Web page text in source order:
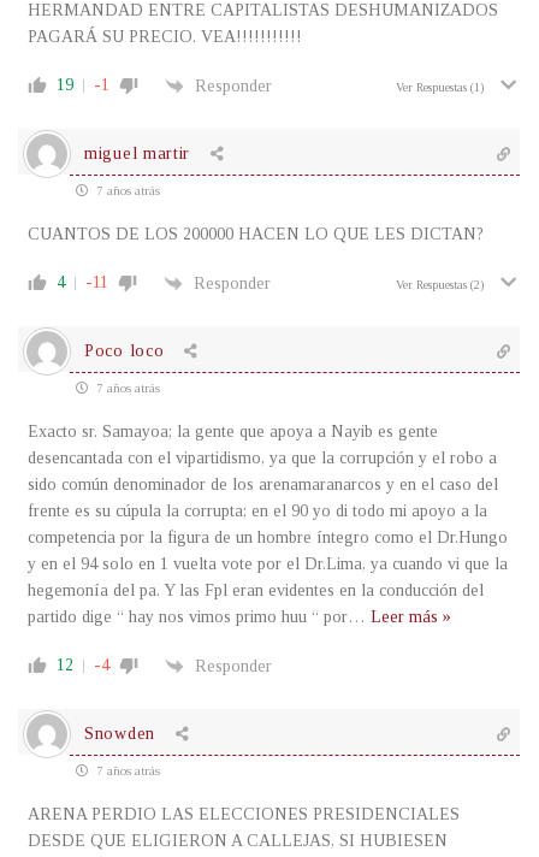
HERMANDAD ENTRE CAPITALISTAS DESHUMANIZADOS
PAGARÁ SU PRECIO. VEA!!!!!!!!!!!
19 -1 Responder Ver Respuestas (1)
miguel martir
7 años atrás
CUANTOS DE LOS 200000 HACEN LO QUE LES DICTAN?
4 -11 Responder Ver Respuestas (2)
Poco loco
7 años atrás
Exacto sr. Samayoa; la gente que apoya a Nayib es gente
desencantada con el vipartidismo, ya que la corrupción y el robo a
sido común denominador de los arenamaranarcos y en el caso del
frente es su cúpula la corrupta; en el 90 yo di todo mi apoyo a la
competencia por la figura de un hombre íntegro como el Dr.Hungo
y en el 94 solo en 1 vuelta vote por el Dr.Lima, ya cuando vi que la
hegemonía del pa. Y las Fpl eran evidentes en la conducción del
partido dige “ hay nos vimos primo huu “ por… Leer más »
12 -4 Responder
Snowden
7 años atrás
ARENA PERDIO LAS ELECCIONES PRESIDENCIALES
DESDE QUE ELIGIERON A CALLEJAS, SI HUBIESEN